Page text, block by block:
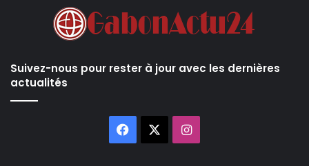
Suivez-nous pour rester à jour avec les dernières
actualités
Facebook Instagram